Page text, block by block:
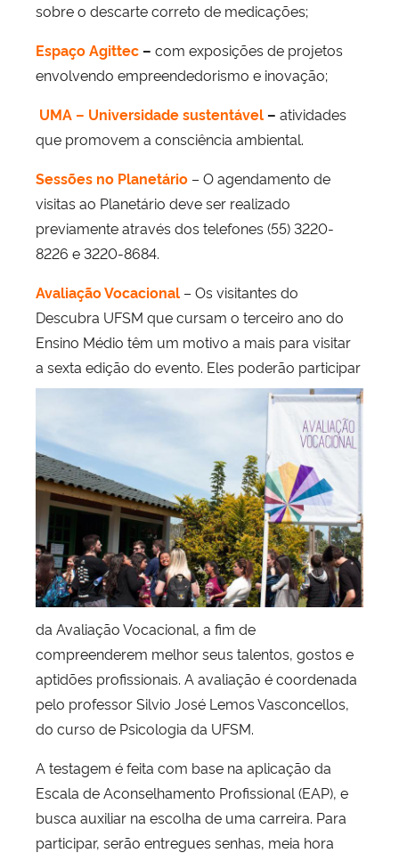
sobre o descarte correto de medicações;
Espaço Agittec – com exposições de projetos
envolvendo empreendedorismo e inovação;
UMA – Universidade sustentável – atividades
que promovem a consciência ambiental.
Sessões no Planetário – O agendamento de
visitas ao Planetário deve ser realizado
previamente através dos telefones (55) 3220-
8226 e 3220-8684.
Avaliação Vocacional – Os visitantes do
Descubra UFSM que cursam o terceiro ano do
Ensino Médio têm um motivo a mais para visitar
a sexta edição do evento. Eles poderão participar
da Avaliação Vocacional, a fim de
compreenderem melhor seus talentos, gostos e
aptidões profissionais. A avaliação é coordenada
pelo professor Silvio José Lemos Vasconcellos,
do curso de Psicologia da UFSM.
A testagem é feita com base na aplicação da
Escala de Aconselhamento Profissional (EAP), e
busca auxiliar na escolha de uma carreira. Para
participar, serão entregues senhas, meia hora